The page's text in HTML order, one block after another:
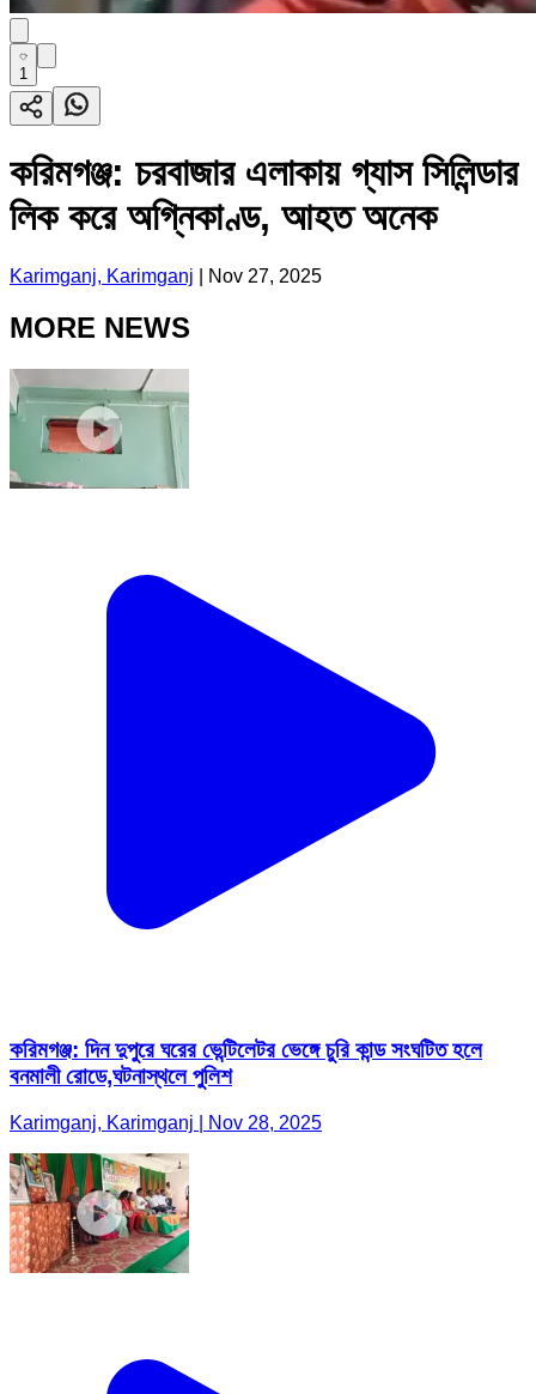
1
করিমগঞ্জ: চরবাজার এলাকায় গ্যাস সিলিন্ডার
লিক করে অগ্নিকাণ্ড, আহত অনেক
Karimganj, Karimganj Nov 27, 2025
MORE NEWS
করিমগঞ্জ: দিন দুপুরে ঘরের ভেন্টিলেটর ভেঙ্গে চুরি কান্ড সংঘটিত হলে
বনমালী রোডে,ঘটনাস্থলে পুলিশ
Karimganj, Karimganj | Nov 28, 2025